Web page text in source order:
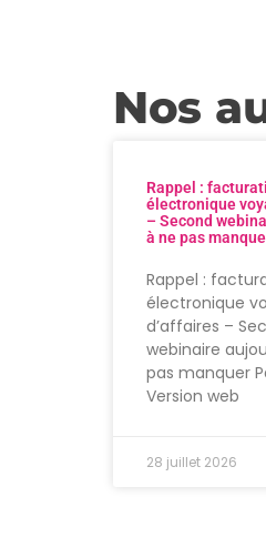
Nos
Rappel :
électronique
– Second
à ne pas
Rappel :
électronique
d’affaires –
webinaire
pas manquer
Version web
28 juillet 2026